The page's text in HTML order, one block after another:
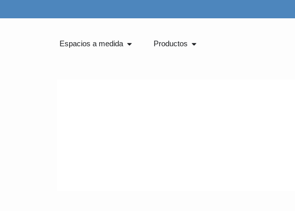
al
Espacios a medida Abrir Espacios a medida
Productos Abrir Productos